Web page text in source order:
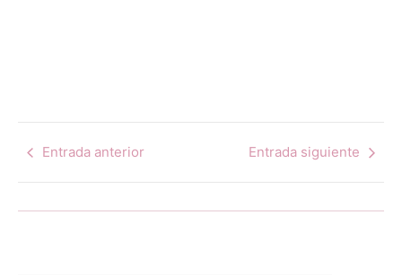
Entrada anterior Entrada siguiente